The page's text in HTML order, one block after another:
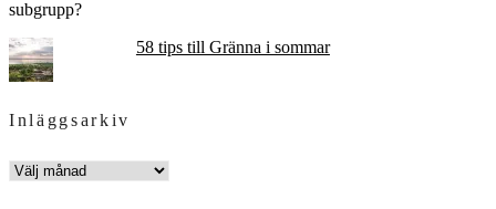
58 tips till Gränna i sommar
Inläggsarkiv
INLÄGGSARKIV